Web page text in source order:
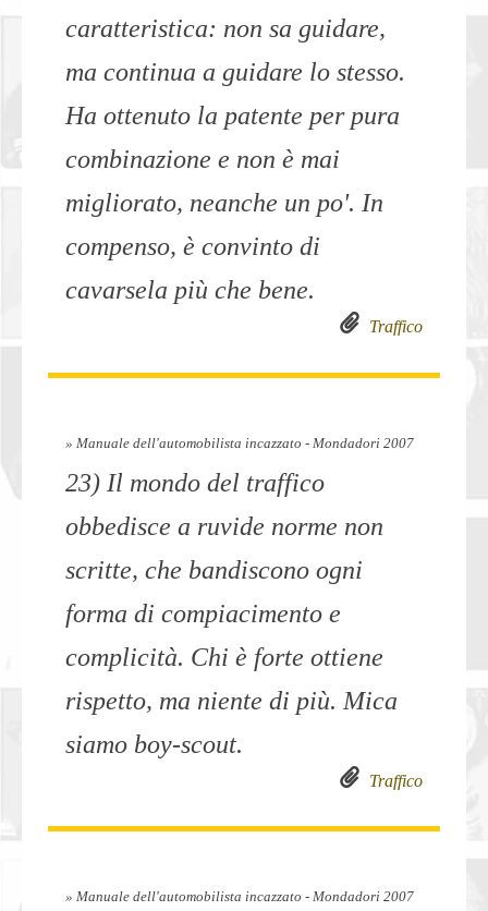
caratteristica: non sa guidare,
ma continua a guidare lo stesso.
Ha ottenuto la patente per pura
combinazione e non è mai
migliorato, neanche un po'. In
compenso, è convinto di
cavarsela più che bene.
Traffico
» Manuale dell'automobilista incazzato - Mondadori 2007
23) Il mondo del traffico
obbedisce a ruvide norme non
scritte, che bandiscono ogni
forma di compiacimento e
complicità. Chi è forte ottiene
rispetto, ma niente di più. Mica
siamo boy-scout.
Traffico
» Manuale dell'automobilista incazzato - Mondadori 2007